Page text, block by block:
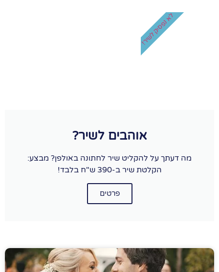
אוהבים לשיר?
מה דעתך על להקליט שיר לחתונה באולפן? מבצע:
הקלטת שיר ב-390 ש"ח בלבד!
פרטים
לא נפסיק לשיר!